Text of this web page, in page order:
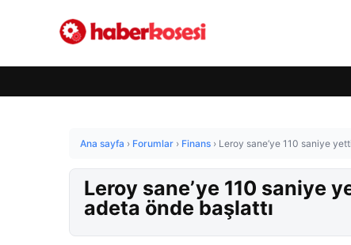
Ana sayfa › Forumlar › Finans › Leroy sane’ye 110 saniye
Leroy sane’ye 110 saniye
adeta önde başlattı